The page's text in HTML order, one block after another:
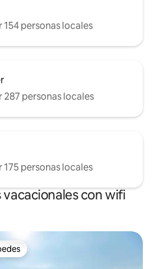
personas locales
personas locales
personas locales
con wifi
preferido